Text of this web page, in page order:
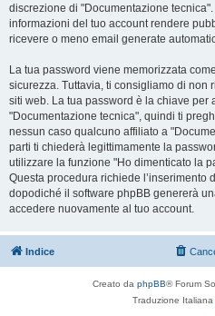
discrezione di "Documentazione
informazioni del tuo account rendere
ricevere o meno email generate
La tua password viene memorizzata
sicurezza. Tuttavia, ti consigliamo di non
siti web. La tua password è la chiave per
"Documentazione tecnica", quindi ti
nessun caso qualcuno affiliato a
parti ti chiederà legittimamente la
utilizzare la funzione "Ho dimenticato la
Questa procedura richiede l’inserimento
dopodiché il software phpBB genererà
accedere nuovamente al tuo account.
Indice
Creato da phpBB® Forum
Traduzione Italiana